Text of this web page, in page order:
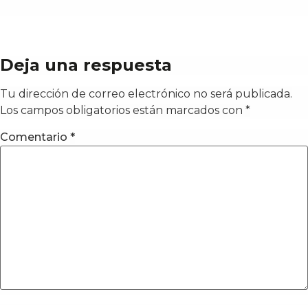
Deja una respuesta
Tu dirección de correo electrónico no será publicada.
Los campos obligatorios están marcados con *
Comentario *